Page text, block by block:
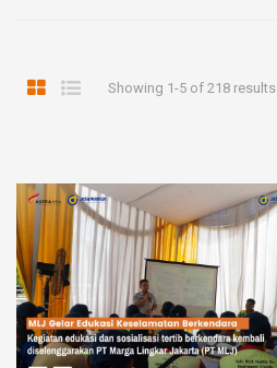
Showing 1-5 of 218 results